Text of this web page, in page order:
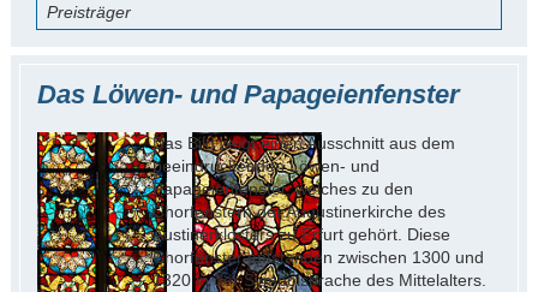
Preisträger
Das Löwen- und Papageienfenster
Das Bild zeigt einen Ausschnitt aus dem
beeindruckenden Löwen- und
Papageienfenster, welches zu den
Chorfenstern der Augustinerkirche des
Austinerklosters zu Erfurt gehört. Diese
Chorfenster entstanden zwischen 1300 und
1320 in der Symbolsprache des Mittelalters.